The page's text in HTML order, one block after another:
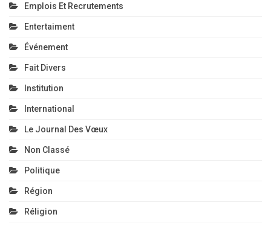
Emplois Et Recrutements
Entertaiment
Événement
Fait Divers
Institution
International
Le Journal Des Vœux
Non Classé
Politique
Région
Réligion